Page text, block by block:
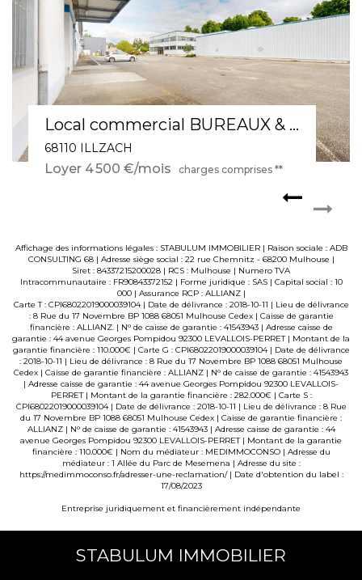
Local commercial 2 pièce(s) / avec ascenseur, terrasse, stationnement et salle d'attente
68270 WITTENHEIM
Loyer 630 €/mois charges comprises **
Affichage des informations légales : STABULUM IMMOBILIER | Raison sociale : ADB
CONSULTING 68 | Adresse siège social : 22 rue Chemnitz - 68200 Mulhouse |
Siret : 84337215200028 | RCS : Mulhouse | Numero TVA
Intracommunautaire : FR90843372152 | Forme juridique : SAS | Capital social : 10
000 | Assurance RCP : ALLIANZ |
Carte T : CPI68022019000039104 | Date de délivrance : 2018-10-11 | Lieu de délivrance
: 8 Rue du 17 Novembre BP 1088 68051 Mulhouse Cedex | Caisse de garantie
financière : ALLIANZ. | N° de caisse de garantie : 41543943 | Adresse caisse de
garantie : 44 avenue Georges Pompidou 92300 LEVALLOIS-PERRET | Montant de la
garantie financière : 110.000€ | Carte G : CPI68022019000039104 | Date de délivrance
: 2018-10-11 | Lieu de délivrance : 8 Rue du 17 Novembre BP 1088 68051 Mulhouse
Cedex | Caisse de garantie financière : ALLIANZ | N° de caisse de garantie : 41543943
| Adresse caisse de garantie : 44 avenue Georges Pompidou 92300 LEVALLOIS-
PERRET | Montant de la garantie financière : 282.000€ | Carte S :
CPI68022019000039104 | Date de délivrance : 2018-10-11 | Lieu de délivrance : 8 Rue
du 17 Novembre BP 1088 68051 Mulhouse Cedex | Caisse de garantie financière :
ALLIANZ | N° de caisse de garantie : 41543943 | Adresse caisse de garantie : 44
avenue Georges Pompidou 92300 LEVALLOIS-PERRET | Montant de la garantie
financière : 110.000€ | Nom du médiateur : MEDIMMOCONSO | Adresse du
médiateur : 1 Allée du Parc de Mesemena | Adresse du site :
https://medimmoconso.fr/adresser-une-reclamation/| Date d'obtention du label :
17/08/2023
Entreprise juridiquement et financièrement indépendante
STABULUM IMMOBILIER